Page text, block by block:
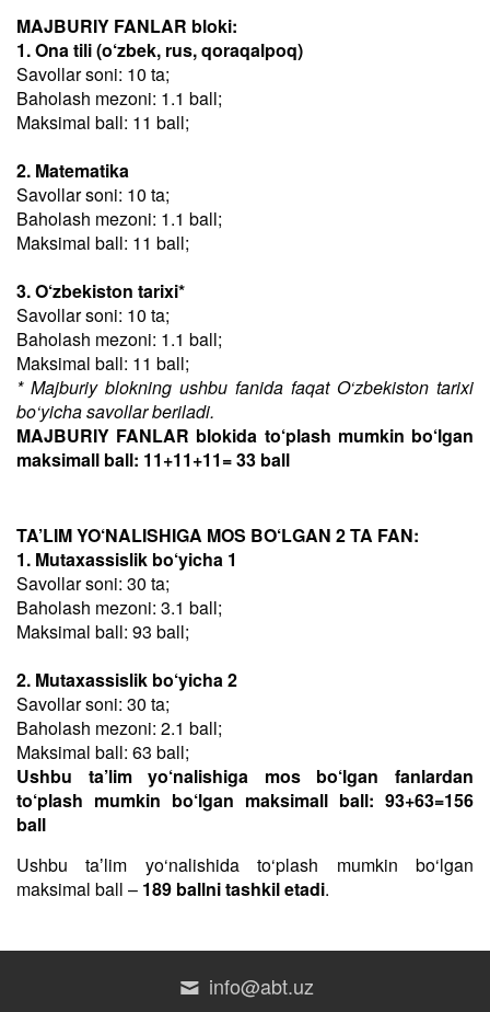
MAJBURIY FANLAR bloki:
1. Ona tili (o‘zbek, rus, qoraqalpoq)
Savollar soni: 10 ta;
Baholash mezoni: 1.1 ball;
Maksimal ball: 11 ball;
2. Matematika
Savollar soni: 10 ta;
Baholash mezoni: 1.1 ball;
Maksimal ball: 11 ball;
3. O‘zbekiston tarixi*
Savollar soni: 10 ta;
Baholash mezoni: 1.1 ball;
Maksimal ball: 11 ball;
* Majburiy blokning ushbu fanida faqat O‘zbekiston tarixi
bo‘yicha savollar beriladi.
MAJBURIY FANLAR blokida to‘plash mumkin bo‘lgan
maksimall ball: 11+11+11= 33 ball
TA’LIM YO‘NALISHIGA MOS BO‘LGAN 2 TA FAN:
1. Mutaxassislik bo‘yicha 1
Savollar soni: 30 ta;
Baholash mezoni: 3.1 ball;
Maksimal ball: 93 ball;
2. Mutaxassislik bo‘yicha 2
Savollar soni: 30 ta;
Baholash mezoni: 2.1 ball;
Maksimal ball: 63 ball;
Ushbu ta’lim yo‘nalishiga mos bo‘lgan fanlardan
to‘plash mumkin bo‘lgan maksimall ball: 93+63=156
ball
Ushbu taʼlim yo‘nalishida to‘plash mumkin bo‘lgan
maksimal ball – 189 ballni tashkil etadi.
info@abt.uz